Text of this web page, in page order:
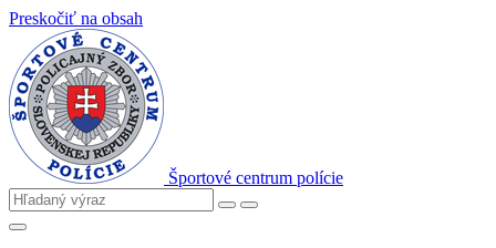
Preskočiť na obsah
Športové centrum polície